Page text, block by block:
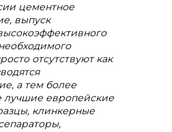
50
цементное
выпуск
отсутствуют как
а тем более
лучшие европейские
клинкерные